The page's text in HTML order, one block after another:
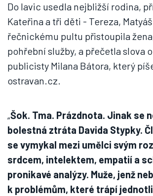
Do lavic usedla nejbližší rodina,
Kateřina a tři děti - Tereza,
řečnickému pultu přistoupila
pohřební služby, a přečetla slova
publicisty Milana Bátora, který
ostravan.cz.
„Šok. Tma. Prázdnota. Jinak se
bolestná ztráta Davida Stypky.
se vymykal mezi umělci svým
srdcem, intelektem, empatií a
pronikavé analýzy. Muže, jenž
k problémům, které trápí